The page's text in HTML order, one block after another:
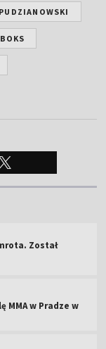
Został
MMA w Pradze w